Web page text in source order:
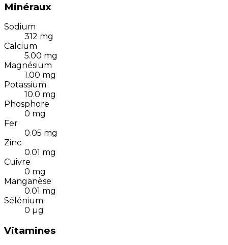
Minéraux
Sodium
312 mg
Calcium
5.00 mg
Magnésium
1.00 mg
Potassium
10.0 mg
Phosphore
0 mg
Fer
0.05 mg
Zinc
0.01 mg
Cuivre
0 mg
Manganèse
0.01 mg
Sélénium
0 µg
Vitamines